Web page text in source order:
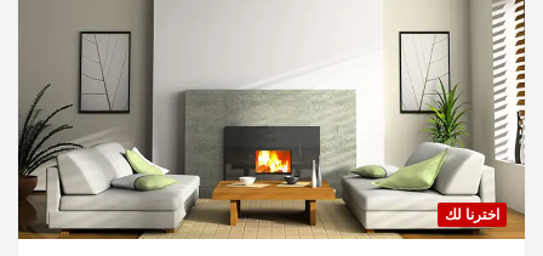
اخترنا لك